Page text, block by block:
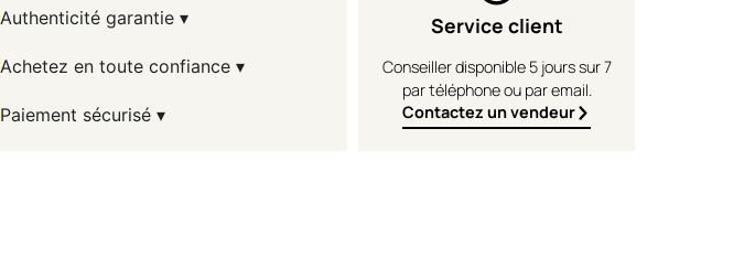
Authenticité garantie ▾
Achetez en toute confiance ▾
Paiement sécurisé ▾
Service client
Conseiller disponible 5 jours sur 7
par téléphone ou par email.
Contactez un vendeur